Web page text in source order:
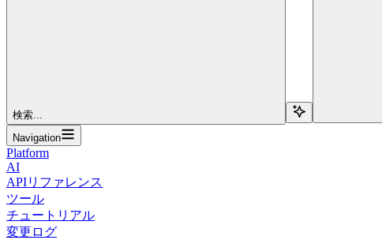
検索...
Navigation
Platform
AI
APIリファレンス
ツール
チュートリアル
変更ログ